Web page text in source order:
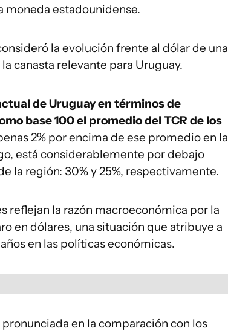
moneda estadounidense.
la evolución frente al dólar de una
canasta relevante para Uruguay.
de Uruguay en términos de
base 100 el promedio del TCR de los
2% por encima de ese promedio en la
está considerablemente por debajo
la región: 30% y 25%, respectivamente.
reflejan la razón macroeconómica por la
en dólares, una situación que atribuye a
en las políticas económicas.
en la comparación con los